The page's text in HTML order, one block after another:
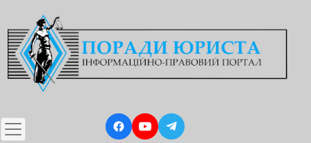
до
основного
вмісту